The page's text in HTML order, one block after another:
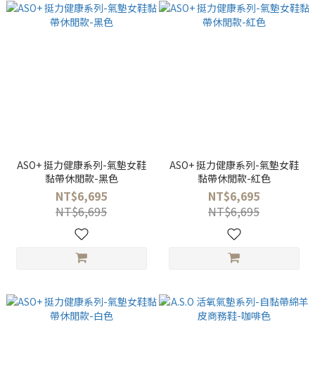
ASO+ 挺力健康系列-氣墊女鞋
黏帶休閒款-黑色
NT$6,695
NT$6,695
ASO+ 挺力健康系列-氣墊女鞋
黏帶休閒款-紅色
NT$6,695
NT$6,695